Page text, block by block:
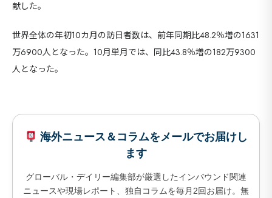
献した。
世界全体の年初10カ月の訪日者数は、前年同期比48.2％増の1631
万6900人となった。10月単月では、同比43.8％増の182万9300
人となった。
海外ニュース＆コラムをメールでお届けし
ます
グローバル・デイリー編集部が厳選したインバウンド関連
ニュースや現場レポート、独自コラムを毎月2回お届け。無